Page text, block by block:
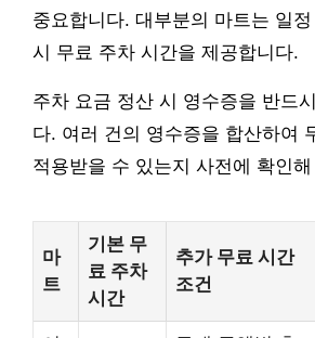
중요합니다. 대부분의 마트는 일
시 무료 주차 시간을 제공합니다.
주차 요금 정산 시 영수증을 반드
다. 여러 건의 영수증을 합산하여
적용받을 수 있는지 사전에 확인
마
트
기본 무
료 주차
시간
추가 무료 시간
조건